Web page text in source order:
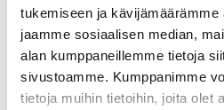
tukemiseen ja
jaamme sosiaalisen median,
alan kumppaneillemme tietoja
sivustoamme. Kumppanimme
tietoja muihin tietoihin, joita olet
Tuleva
Valitse
päivä.
EdellisetTapahtumat Tänään